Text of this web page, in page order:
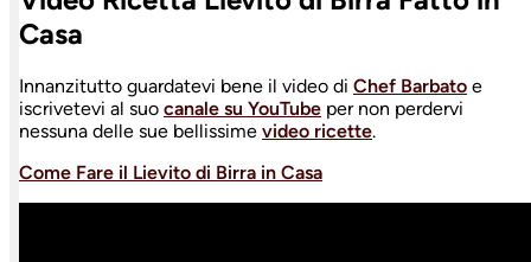
Casa
Innanzitutto guardatevi bene il video di Chef Barbato e
iscrivetevi al suo canale su YouTube per non perdervi
nessuna delle sue bellissime video ricette.
Come Fare il Lievito di Birra in Casa